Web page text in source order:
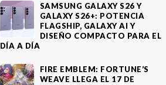
SAMSUNG GALAXY S26 Y
GALAXY S26+: POTENCIA
FLAGSHIP, GALAXY AI Y
DISEÑO COMPACTO PARA EL
DÍA A DÍA
FIRE EMBLEM: FORTUNE’S
WEAVE LLEGA EL 17 DE